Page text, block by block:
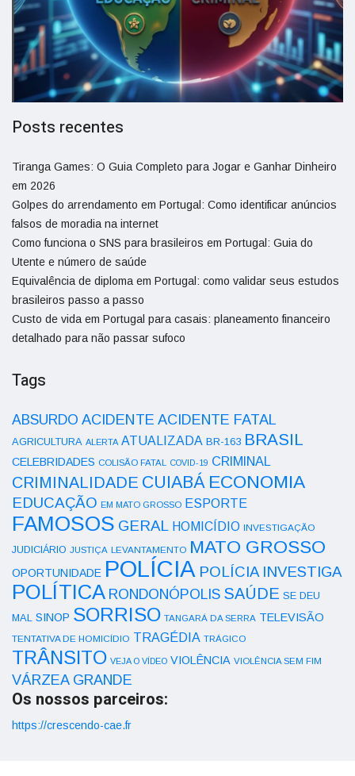
Posts recentes
Tiranga Games: O Guia Completo para Jogar e Ganhar Dinheiro
em 2026
Golpes do arrendamento em Portugal: Como identificar anúncios
falsos de moradia na internet
Como funciona o SNS para brasileiros em Portugal: Guia do
Utente e número de saúde
Equivalência de diploma em Portugal: como validar seus estudos
brasileiros passo a passo
Custo de vida em Portugal para casais: planeamento financeiro
detalhado para não passar sufoco
Tags
ABSURDO ACIDENTE ACIDENTE FATAL
AGRICULTURA ALERTA ATUALIZADA BR-163 BRASIL
CELEBRIDADES COLISÃO FATAL COVID-19 CRIMINAL
CRIMINALIDADE CUIABÁ ECONOMIA
EDUCAÇÃO EM MATO GROSSO ESPORTE
FAMOSOS GERAL HOMICÍDIO INVESTIGAÇÃO
JUDICIÁRIO JUSTIÇA LEVANTAMENTO MATO GROSSO
OPORTUNIDADE POLÍCIA POLÍCIA INVESTIGA
POLÍTICA RONDONÓPOLIS SAÚDE SE DEU
MAL SINOP SORRISO TANGARÁ DA SERRA TELEVISÃO
TENTATIVA DE HOMICÍDIO TRAGÉDIA TRÁGICO
TRÂNSITO VEJA O VÍDEO VIOLÊNCIA VIOLÊNCIA SEM FIM
VÁRZEA GRANDE
Os nossos parceiros:
https://crescendo-cae.fr